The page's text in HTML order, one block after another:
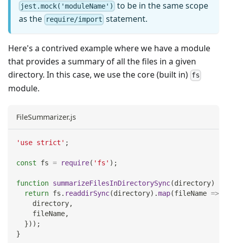
jest.mock('moduleName') to be in the same scope
as the require/import statement.
Here's a contrived example where we have a module
that provides a summary of all the files in a given
directory. In this case, we use the core (built in) fs
module.
FileSummarizer.js
'use strict' ;
const fs = require( 'fs' ) ;
function summarizeFilesInDirectorySync(directory)
return fs . readdirSync(directory) .map(fileName =>
    directory
,
    fileName
,
}) ) ;
}